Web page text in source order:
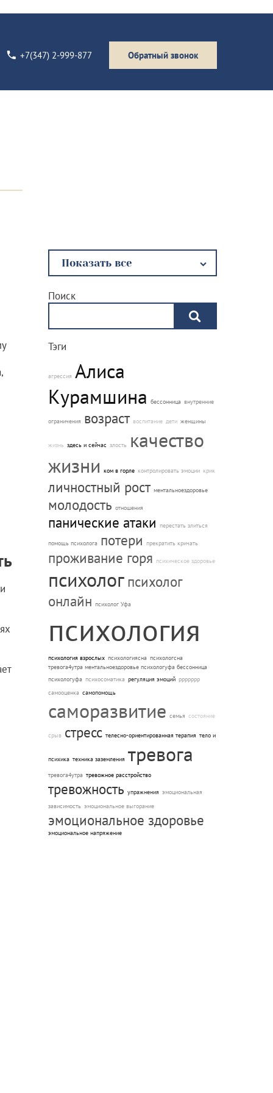
+7(347) 2-999-877 Обратный звонок
Поиск
Тэги
агрессия Алиса
Курамшина бессонница внутренние
ограничения возраст воспитание дети женщины
жизнь здесь и сейчас злость качество
жизни ком в горле контролировать эмоции крик
личностный рост ментальноездоровье
молодость отношения
панические атаки перестать злиться
помощь психолога потери прекратить кричать
проживание горя психическое здоровье
психолог психолог
онлайн психолог Уфа
психология
психология взрослых психологиясна психологсна
тревога4утра ментальноездоровье психологуфа бессонница
психологуфа психосоматика регуляция эмоций ррррррр
самооценка самопомощь
саморазвитие семья состояние
срыв стресс телесно-ориентированная терапия тело и
психика техника заземления тревога
тревога4утра тревожное расстройство
тревожность упражнения эмоциональная
зависимость эмоциональное выгорание
эмоциональное здоровье
эмоциональное напряжение